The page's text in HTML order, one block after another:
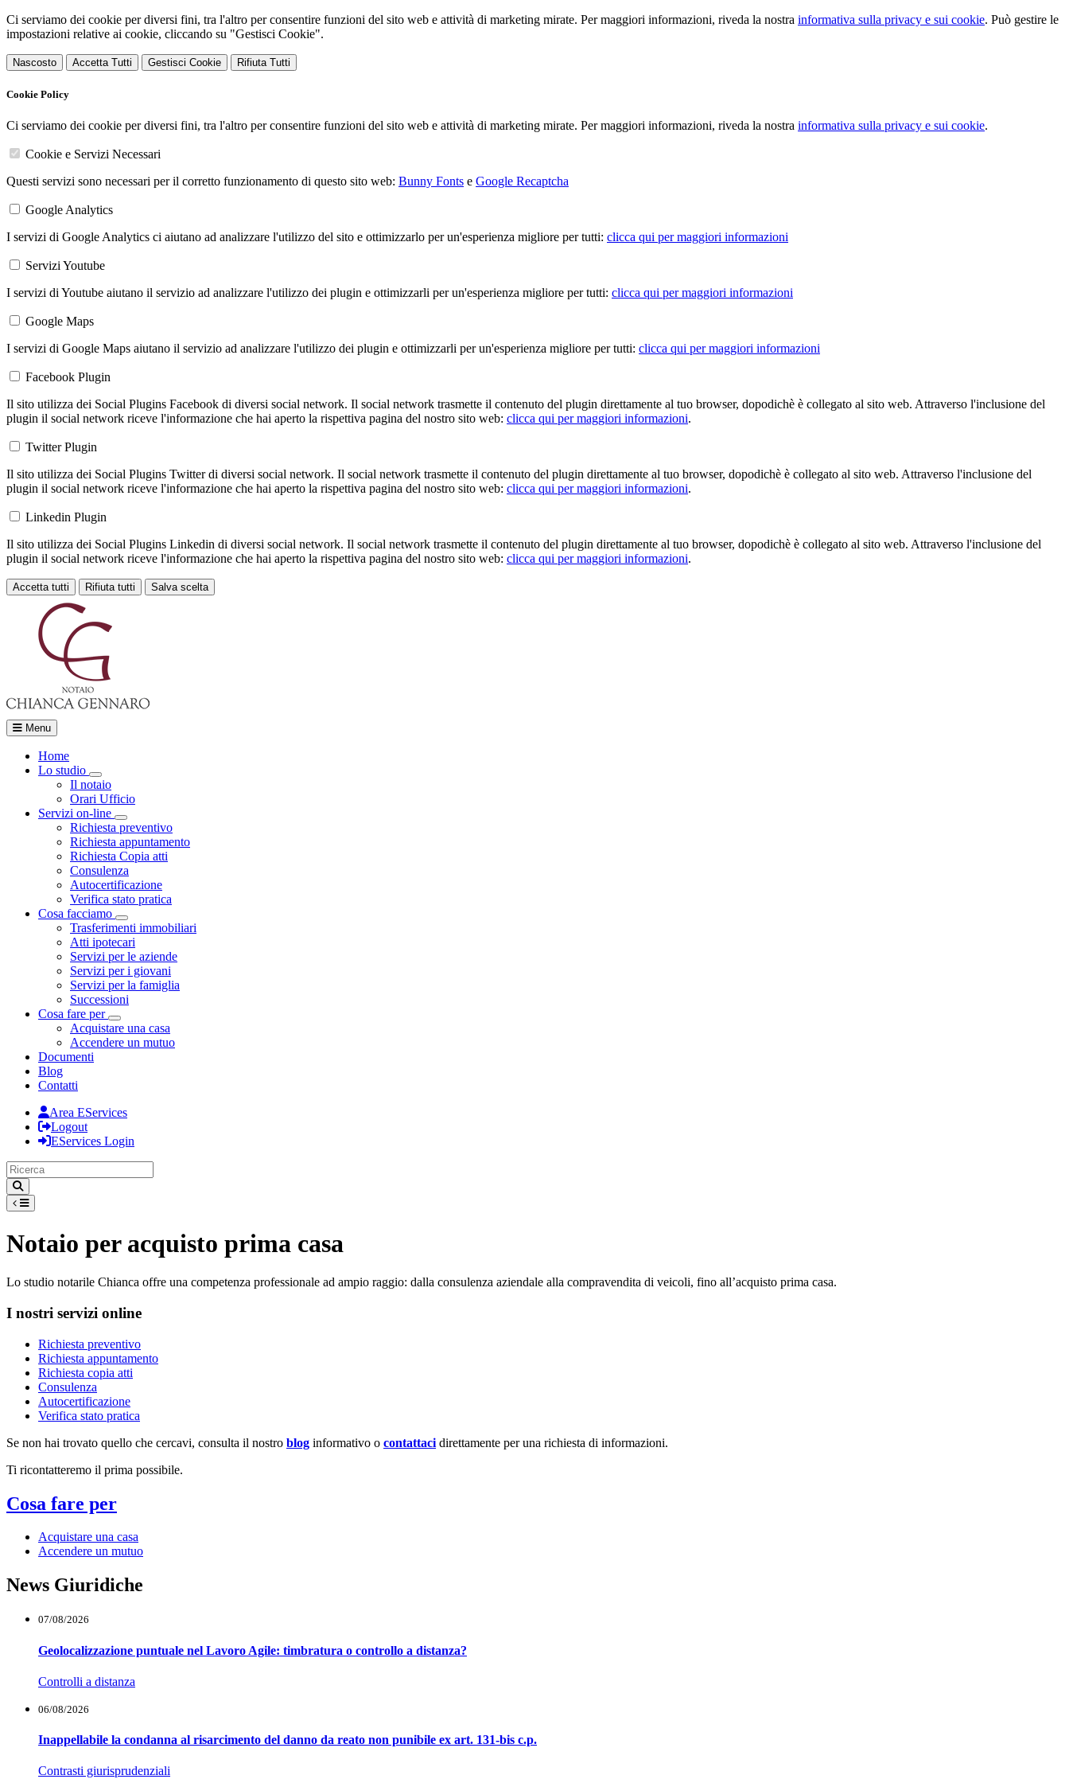
Ci serviamo dei cookie per diversi fini, tra l'altro per consentire funzioni del sito web e attività di marketing mirate. Per maggiori informazioni, riveda la nostra informativa sulla privacy e sui cookie. Può gestire le
impostazioni relative ai cookie, cliccando su "Gestisci Cookie".
Nascosto Accetta Tutti Gestisci Cookie Rifiuta Tutti
Cookie Policy
Ci serviamo dei cookie per diversi fini, tra l'altro per consentire funzioni del sito web e attività di marketing mirate. Per maggiori informazioni, riveda la nostra informativa sulla privacy e sui cookie.
Cookie e Servizi Necessari
Questi servizi sono necessari per il corretto funzionamento di questo sito web: Bunny Fonts e Google Recaptcha
Google Analytics
I servizi di Google Analytics ci aiutano ad analizzare l'utilizzo del sito e ottimizzarlo per un'esperienza migliore per tutti: clicca qui per maggiori informazioni
Servizi Youtube
I servizi di Youtube aiutano il servizio ad analizzare l'utilizzo dei plugin e ottimizzarli per un'esperienza migliore per tutti: clicca qui per maggiori informazioni
Google Maps
I servizi di Google Maps aiutano il servizio ad analizzare l'utilizzo dei plugin e ottimizzarli per un'esperienza migliore per tutti: clicca qui per maggiori informazioni
Facebook Plugin
Il sito utilizza dei Social Plugins Facebook di diversi social network. Il social network trasmette il contenuto del plugin direttamente al tuo browser, dopodichè è collegato al sito web. Attraverso l'inclusione del
plugin il social network riceve l'informazione che hai aperto la rispettiva pagina del nostro sito web: clicca qui per maggiori informazioni.
Twitter Plugin
Il sito utilizza dei Social Plugins Twitter di diversi social network. Il social network trasmette il contenuto del plugin direttamente al tuo browser, dopodichè è collegato al sito web. Attraverso l'inclusione del
plugin il social network riceve l'informazione che hai aperto la rispettiva pagina del nostro sito web: clicca qui per maggiori informazioni.
Linkedin Plugin
Il sito utilizza dei Social Plugins Linkedin di diversi social network. Il social network trasmette il contenuto del plugin direttamente al tuo browser, dopodichè è collegato al sito web. Attraverso l'inclusione del
plugin il social network riceve l'informazione che hai aperto la rispettiva pagina del nostro sito web: clicca qui per maggiori informazioni.
Accetta tutti Rifiuta tutti Salva scelta
Menu
Home
Lo studio
Toggle Dropdown
Il notaio
Orari Ufficio
Servizi on-line
Toggle Dropdown
Richiesta preventivo
Richiesta appuntamento
Richiesta Copia atti
Consulenza
Autocertificazione
Verifica stato pratica
Cosa facciamo
Toggle Dropdown
Trasferimenti immobiliari
Atti ipotecari
Servizi per le aziende
Servizi per i giovani
Servizi per la famiglia
Successioni
Cosa fare per
Toggle Dropdown
Acquistare una casa
Accendere un mutuo
Documenti
Blog
Contatti
Area EServices
Logout
EServices Login
Notaio per acquisto prima casa
Lo studio notarile Chianca offre una competenza professionale ad ampio raggio: dalla consulenza aziendale alla compravendita di veicoli, fino all’acquisto prima casa.
I nostri servizi online
Richiesta preventivo
Richiesta appuntamento
Richiesta copia atti
Consulenza
Autocertificazione
Verifica stato pratica
Se non hai trovato quello che cercavi, consulta il nostro blog informativo o contattaci direttamente per una richiesta di informazioni.
Ti ricontatteremo il prima possibile.
Cosa fare per
Acquistare una casa
Accendere un mutuo
News Giuridiche
07/08/2026
Geolocalizzazione puntuale nel Lavoro Agile: timbratura o controllo a distanza?
Controlli a distanza
06/08/2026
Inappellabile la condanna al risarcimento del danno da reato non punibile ex art. 131-bis c.p.
Contrasti giurisprudenziali